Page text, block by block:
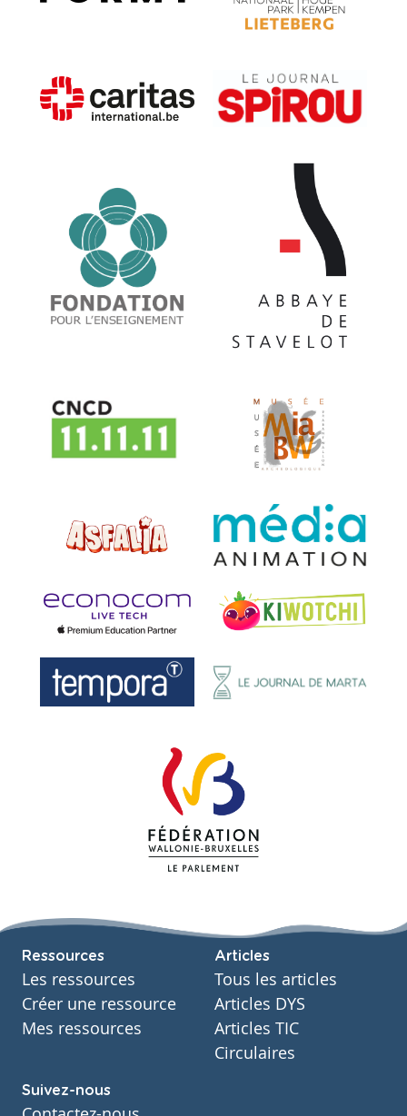
Ressources
Les ressources
Créer une ressource
Mes ressources
Articles
Tous les articles
Articles DYS
Articles TIC
Circulaires
Suivez-nous